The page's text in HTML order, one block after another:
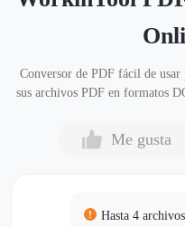
Conversor de PDF fácil de
sus archivos PDF en formatos
Me gusta
Hasta 4